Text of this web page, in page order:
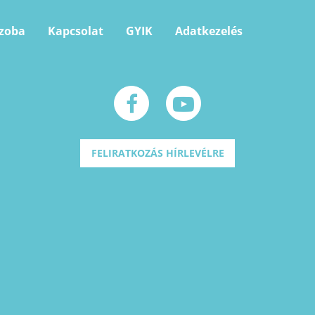
Kapcsolat GYIK Adatkezelés
FELIRATKOZÁS HÍRLEVÉLRE